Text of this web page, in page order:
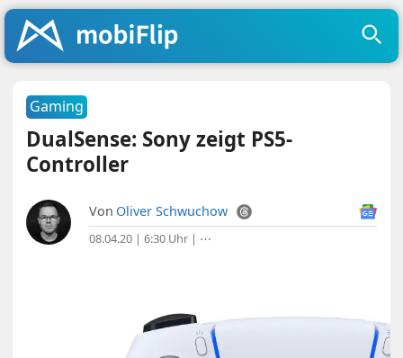
Gaming
DualSense: Sony zeigt PS5-
Controller
Von Oliver Schwuchow
08.04.20 | 6:30 Uhr | ⋯